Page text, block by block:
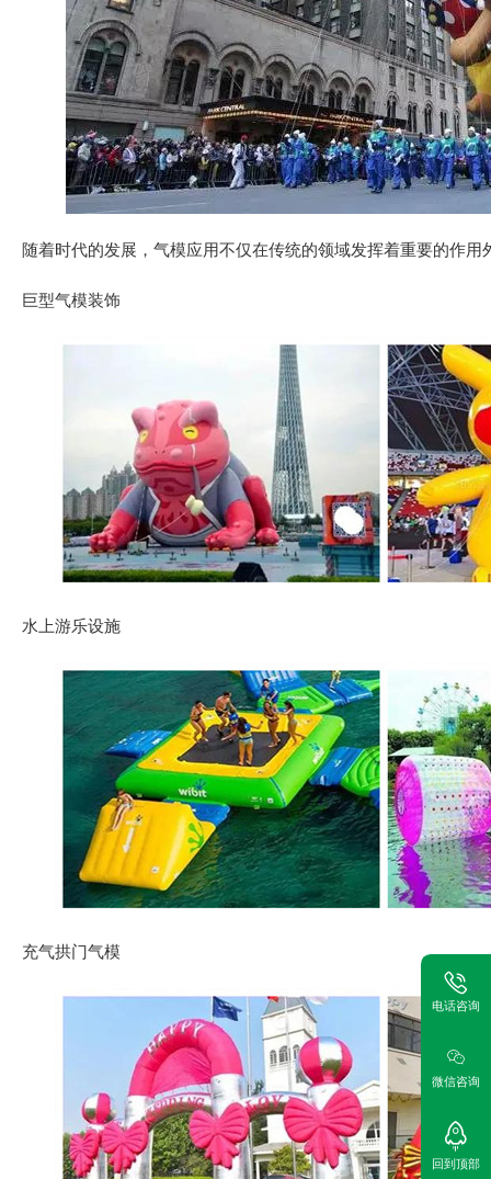
随着时代的发展，气模应用不仅在传统的领域发挥着重要的作
巨型气模装饰
水上游乐设施
充气拱门气模
电话咨询
微信咨询
回到顶部